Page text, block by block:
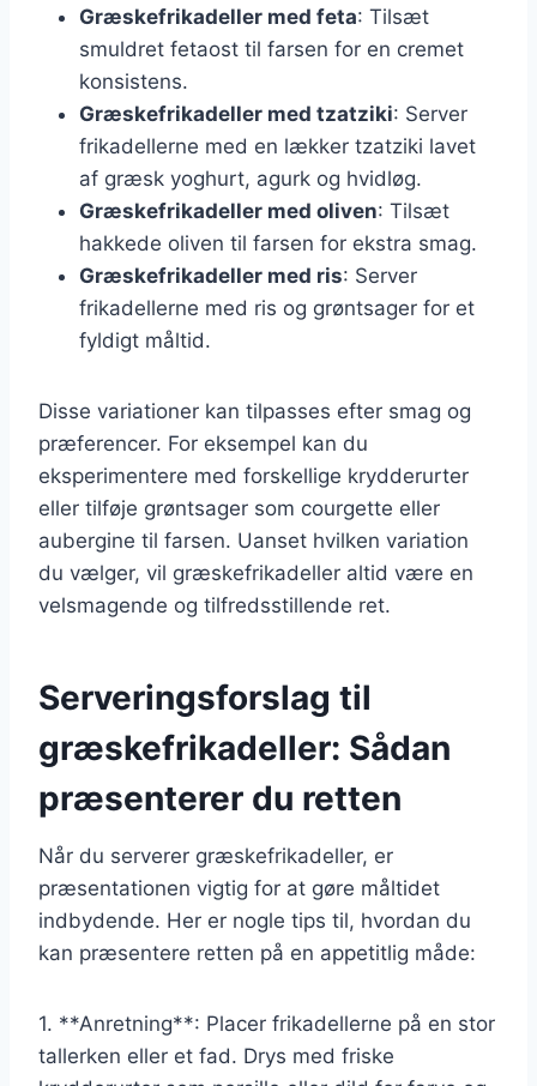
Græskefrikadeller med feta: Tilsæt
smuldret fetaost til farsen for en cremet
konsistens.
Græskefrikadeller med tzatziki: Server
frikadellerne med en lækker tzatziki lavet
af græsk yoghurt, agurk og hvidløg.
Græskefrikadeller med oliven: Tilsæt
hakkede oliven til farsen for ekstra smag.
Græskefrikadeller med ris: Server
frikadellerne med ris og grøntsager for et
fyldigt måltid.
Disse variationer kan tilpasses efter smag og
præferencer. For eksempel kan du
eksperimentere med forskellige krydderurter
eller tilføje grøntsager som courgette eller
aubergine til farsen. Uanset hvilken variation
du vælger, vil græskefrikadeller altid være en
velsmagende og tilfredsstillende ret.
Serveringsforslag til
græskefrikadeller: Sådan
præsenterer du retten
Når du serverer græskefrikadeller, er
præsentationen vigtig for at gøre måltidet
indbydende. Her er nogle tips til, hvordan du
kan præsentere retten på en appetitlig måde:
1. **Anretning**: Placer frikadellerne på en stor
tallerken eller et fad. Drys med friske